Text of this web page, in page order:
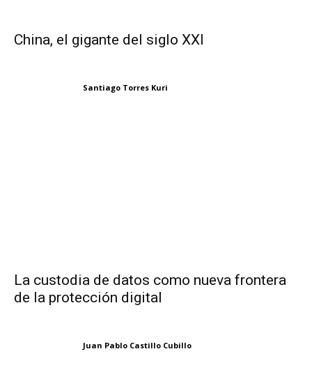
China, el gigante del siglo XXI
Santiago Torres Kuri
La custodia de datos como nueva frontera
de la protección digital
Juan Pablo Castillo Cubillo